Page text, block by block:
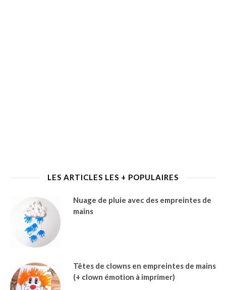
LES ARTICLES LES + POPULAIRES
Nuage de pluie avec des empreintes de
mains
Têtes de clowns en empreintes de mains
(+ clown émotion à imprimer)